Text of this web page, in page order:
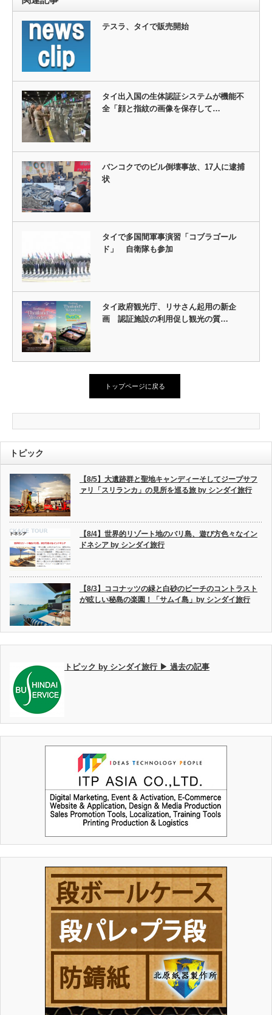
テスラ、タイで販売開始
タイ出入国の生体認証システムが機能不
全「顔と指紋の画像を保存して…
バンコクでのビル倒壊事故、17人に逮捕
状
タイで多国間軍事演習「コブラゴール
ド」 自衛隊も参加
タイ政府観光庁、リサさん起用の新企
画 認証施設の利用促し観光の質…
トップページに戻る
トピック
【8/5】大遺跡群と聖地キャンディーそしてジープサフ
ァリ「スリランカ」の見所を巡る旅 by シンダイ旅行
【8/4】世界的リゾート地のバリ島、遊び方色々なイン
ドネシア by シンダイ旅行
【8/3】ココナッツの緑と白砂のビーチのコントラスト
が眩しい秘島の楽園！「サムイ島」by シンダイ旅行
トピック by シンダイ旅行 ▶ 過去の記事